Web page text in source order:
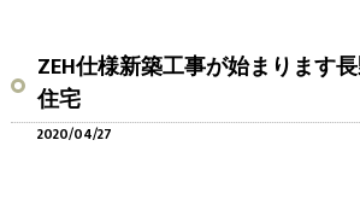
ZEH仕様新築工事が始まります
住宅
2020/04/27